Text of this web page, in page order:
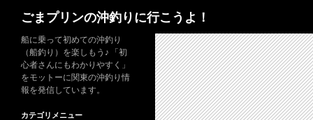
ごまプリンの沖釣りに行こうよ！
船に乗って初めての沖釣り
（船釣り）を楽しもう♪ 「初
心者さんにもわかりやすく」
をモットーに関東の沖釣り情
報を発信しています。
カテゴリメニュー